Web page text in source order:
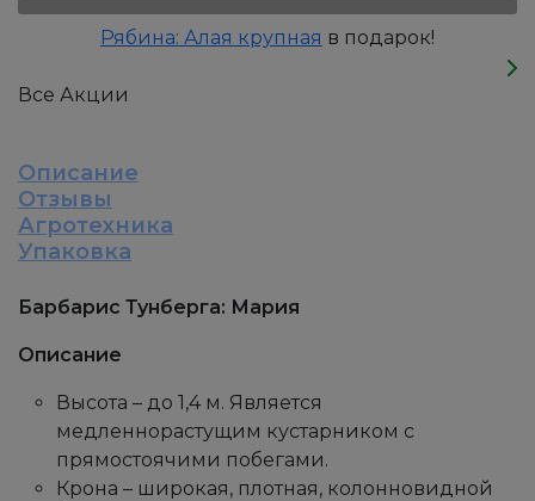
Рябина: Алая крупная в подарок!
Все Акции
Описание
Отзывы
Агротехника
Упаковка
Барбарис Тунберга: Мария
Описание
Высота – до 1,4 м. Является
медленнорастущим кустарником с
прямостоячими побегами.
Крона – широкая, плотная, колонновидной